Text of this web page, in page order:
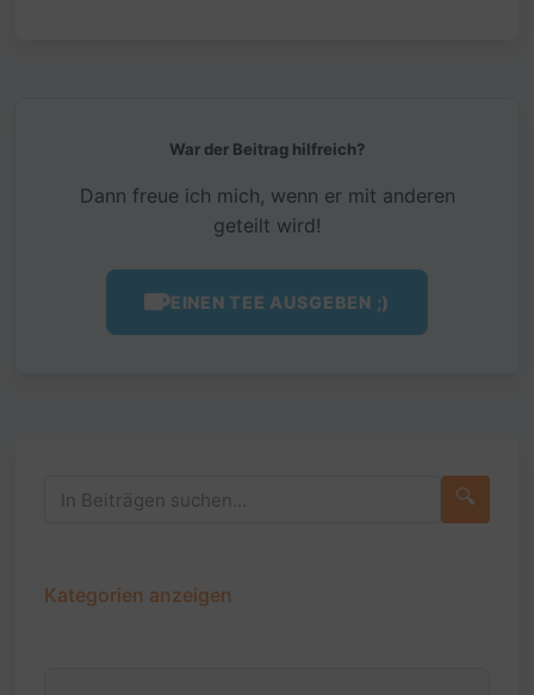
🔍
Kategorien anzeigen
War der Beitrag hilfreich?
Dann freue ich mich, wenn er mit anderen
geteilt wird!
EINEN TEE AUSGEBEN ;)